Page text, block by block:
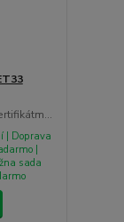
| Doprava
|
sada